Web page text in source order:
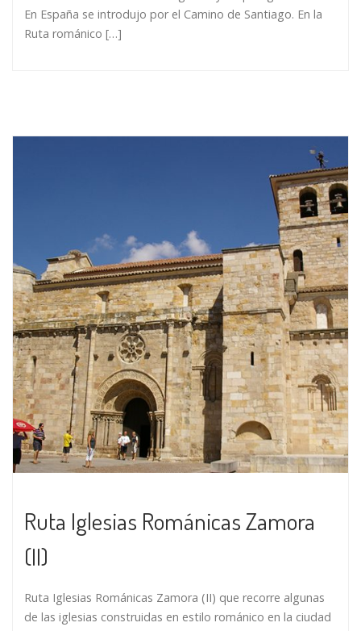
En España se introdujo por el Camino de Santiago. En la
Ruta románico […]
Ruta Iglesias Románicas Zamora
(II)
Ruta Iglesias Románicas Zamora (II) que recorre algunas
de las iglesias construidas en estilo románico en la ciudad